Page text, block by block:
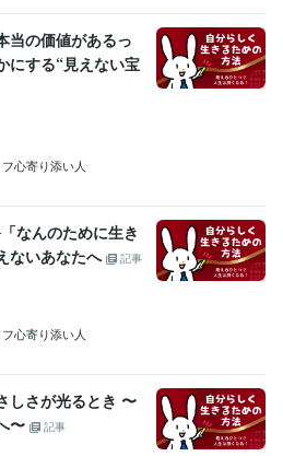
、男は最初の情熱が消え、急に冷めだ
、男の嫉妬心は根が深くて厄介なの
親しくなると赤ちゃん言葉を使うの
は、どういう時に芽生えるのか? ■
あるって知ってる?
誤解するのか?
取得年 : 2021年
取得年 : 1986年
ール
る力:50年
影響を与える:50年
係を築くのが得意:30年
運営の経験が豊富:20年
新しい事に挑戦し続ける:50年
場を盛り上げる:40年
当の価値があるっ
にする“見えない宝
心寄り添い人
なんのために生き
ないあなたへ
記事
心寄り添い人
しさが光るとき 〜
〜
記事